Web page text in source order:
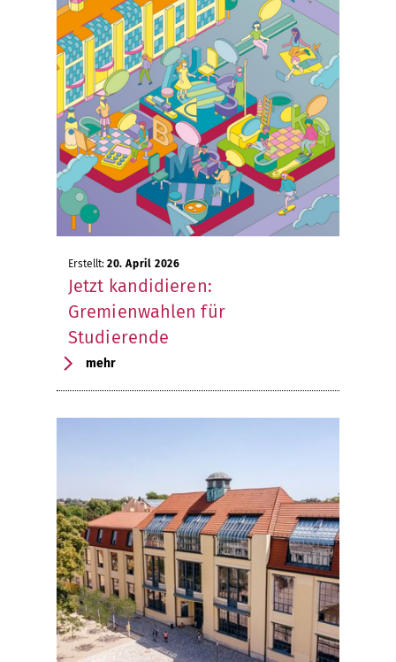
Erstellt: 20. April 2026
Jetzt kandidieren:
Gremienwahlen für
Studierende
mehr